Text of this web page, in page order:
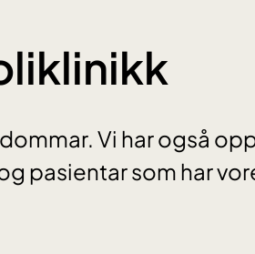
Vi har også
pasientar som har